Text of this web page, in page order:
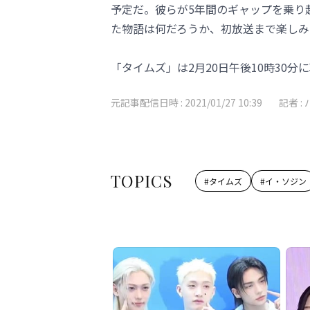
予定だ。彼らが5年間のギャップを乗
た物語は何だろうか、初放送まで楽し
「タイムズ」は2月20日午後10時30分
元記事配信日時 : 2021/01/27 10:39 記者 :
TOPICS #タイムズ #イ・ソジン